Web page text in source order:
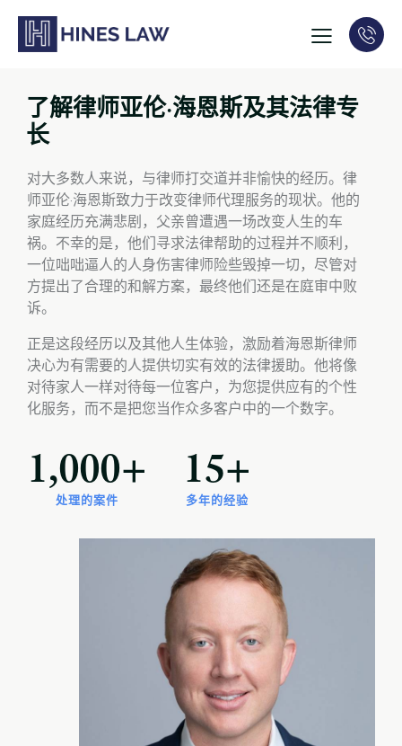
了解律师亚伦·海恩斯及其法律专
长
对大多数人来说，与律师打交道并非愉快的经历。律
师亚伦·海恩斯致力于改变律师代理服务的现状。他的
家庭经历充满悲剧，父亲曾遭遇一场改变人生的车
祸。不幸的是，他们寻求法律帮助的过程并不顺利，
一位咄咄逼人的人身伤害律师险些毁掉一切，尽管对
方提出了合理的和解方案，最终他们还是在庭审中败
诉。
正是这段经历以及其他人生体验，激励着海恩斯律师
决心为有需要的人提供切实有效的法律援助。他将像
对待家人一样对待每一位客户，为您提供应有的个性
化服务，而不是把您当作众多客户中的一个数字。
处理的案件
1,000+
多年的经验
15+